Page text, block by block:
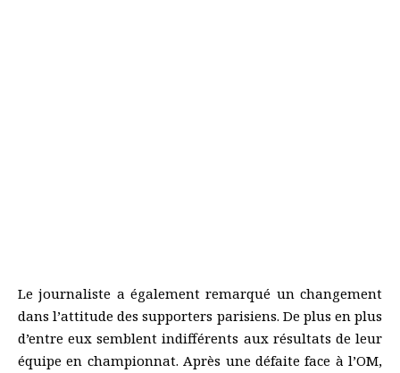
Le journaliste a également remarqué un changement
dans l’attitude des supporters parisiens. De plus en plus
d’entre eux semblent indifférents aux résultats de leur
équipe en championnat. Après une défaite face à l’OM,